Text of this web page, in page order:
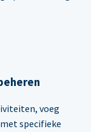
voeg
specifieke